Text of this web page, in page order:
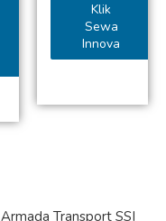
Klik
Sewa
Innova